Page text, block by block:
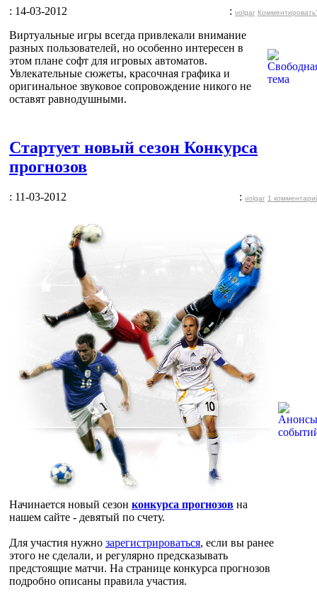
: 14-03-2012 : volgar
Виртуальные игры всегда привлекали внимание
разных пользователей, но особенно интересен в
этом плане софт для игровых автоматов.
Увлекательные сюжеты, красочная графика и
оригинальное звуковое сопровождение никого не
оставят равнодушными.
Стартует новый сезон Конкурса
прогнозов
: 11-03-2012 : volgar 1
Начинается новый сезон конкурса прогнозов на
нашем сайте - девятый по счету.
Для участия нужно зарегистрироваться, если вы ранее
этого не сделали, и регулярно предсказывать
предстоящие матчи. На странице конкурса прогнозов
подробно описаны правила участия.